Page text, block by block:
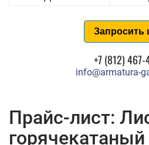
Запросить
+7 (812) 467-
info@armatura-
Прайс-лист:
горячекатаный